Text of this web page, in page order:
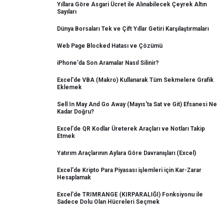
Yıllara Göre Asgari Ücret ile Alınabilecek Çeyrek Altın
Sayıları
Dünya Borsaları Tek ve Çift Yıllar Getiri Karşılaştırmaları
Web Page Blocked Hatası ve Çözümü
iPhone'da Son Aramalar Nasıl Silinir?
Excel'de VBA (Makro) Kullanarak Tüm Sekmelere Grafik
Eklemek
Sell In May And Go Away (Mayıs'ta Sat ve Git) Efsanesi Ne
Kadar Doğru?
Excel'de QR Kodlar Üreterek Araçları ve Notları Takip
Etmek
Yatırım Araçlarının Aylara Göre Davranışları (Excel)
Excel'de Kripto Para Piyasası işlemleri için Kar-Zarar
Hesaplamak
Excel'de TRIMRANGE (KIRPARALIĞI) Fonksiyonu ile
Sadece Dolu Olan Hücreleri Seçmek